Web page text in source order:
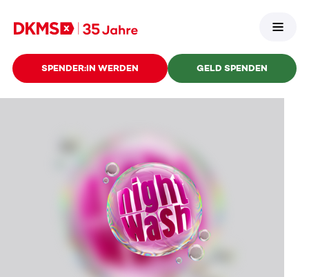
SPENDER:IN WERDEN GELD SPENDEN